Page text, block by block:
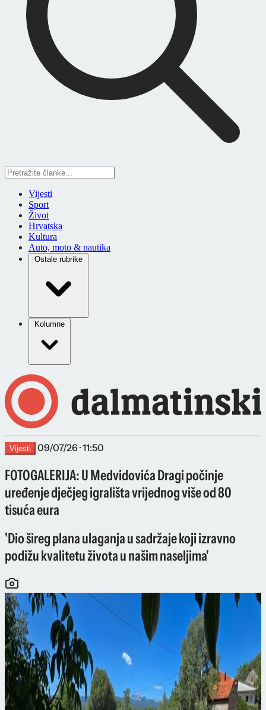
Vijesti
Sport
Život
Hrvatska
Kultura
Auto, moto & nautika
Ostale rubrike
Kolumne
Vijesti 09/07/26 · 11:50
FOTOGALERIJA: U Medvidovića Dragi počinje
uređenje dječjeg igrališta vrijednog više od 80
tisuća eura
'Dio šireg plana ulaganja u sadržaje koji izravno
podižu kvalitetu života u našim naseljima'